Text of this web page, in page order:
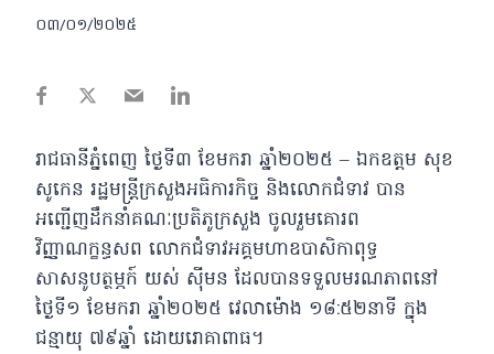
០៣/០១/២០២៥
រាជធានីភ្នំពេញ ថ្ងៃទី៣ ខែមករា ឆ្នាំ២០២៥ – ឯកឧត្ដម សុខ
សូកេន រដ្ឋមន្រ្តីក្រសួងអធិការកិច្ច និងលោកជំទាវ បាន
អញ្ជើញដឹកនាំគណៈប្រតិភូក្រសួង ចូលរួមគោរព
វិញ្ញាណក្ខន្ធសព លោកជំទាវអគ្គមហាឧបាសិកាពុទ្ធ
សាសនូបត្ថម្ភក៍ យស់ ស៊ីមន ដែលបានទទួលមរណភាពនៅ
ថ្ងៃទី១ ខែមករា ឆ្នាំ២០២៥ វេលាម៉ោង ១៨:៥២នាទី ក្នុង
ជន្មាយុ ៧៩ឆ្នាំ ដោយរោគាពាធ។